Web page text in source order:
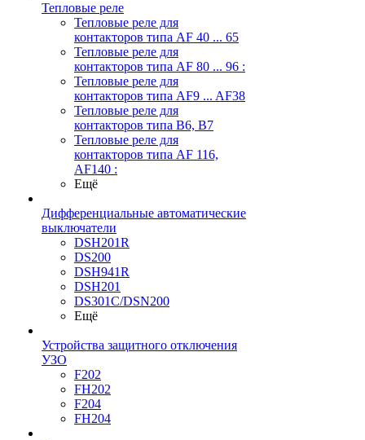
Тепловые реле
Тепловые реле для
контакторов типа AF 40 ... 65
Тепловые реле для
контакторов типа AF 80 ... 96 :
Тепловые реле для
контакторов типа AF9 ... AF38
Тепловые реле для
контакторов типа В6, В7
Тепловые реле для
контакторов типа AF 116,
AF140 :
Ещё
Дифференциальные автоматические
выключатели
DSH201R
DS200
DSH941R
DSH201
DS301C/DSN200
Ещё
Устройства защитного отключения
УЗО
F202
FH202
F204
FH204